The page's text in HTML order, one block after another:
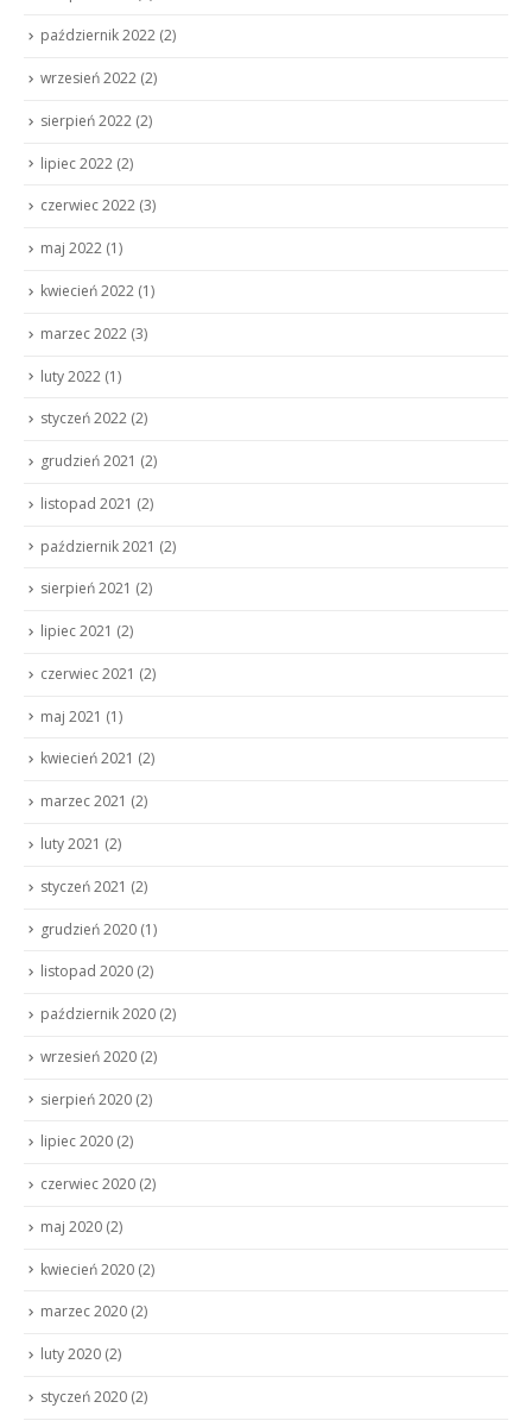
październik 2022 (2)
wrzesień 2022 (2)
sierpień 2022 (2)
lipiec 2022 (2)
czerwiec 2022 (3)
maj 2022 (1)
kwiecień 2022 (1)
marzec 2022 (3)
luty 2022 (1)
styczeń 2022 (2)
grudzień 2021 (2)
listopad 2021 (2)
październik 2021 (2)
sierpień 2021 (2)
lipiec 2021 (2)
czerwiec 2021 (2)
maj 2021 (1)
kwiecień 2021 (2)
marzec 2021 (2)
luty 2021 (2)
styczeń 2021 (2)
grudzień 2020 (1)
listopad 2020 (2)
październik 2020 (2)
wrzesień 2020 (2)
sierpień 2020 (2)
lipiec 2020 (2)
czerwiec 2020 (2)
maj 2020 (2)
kwiecień 2020 (2)
marzec 2020 (2)
luty 2020 (2)
styczeń 2020 (2)